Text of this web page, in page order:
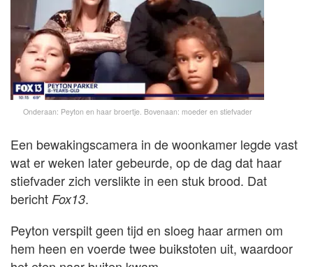
Onderaan: Peyton en haar broertje. Bovenaan: moeder en stiefvader
Een bewakingscamera in de woonkamer legde vast
wat er weken later gebeurde, op de dag dat haar
stiefvader zich verslikte in een stuk brood. Dat
bericht Fox13.
Peyton verspilt geen tijd en sloeg haar armen om
hem heen en voerde twee buikstoten uit, waardoor